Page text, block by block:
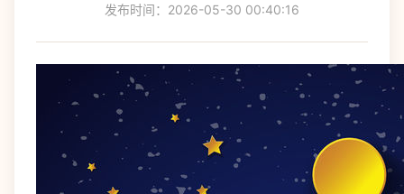
发布时间：2026-05-30 00:40:16